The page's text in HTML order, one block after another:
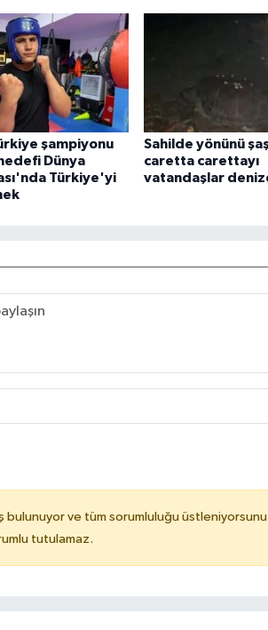
şampiyonu
Dünya
Türkiye'yi
Sahilde yönünü
caretta carettayı
vatandaşlar
bulunuyor ve tüm sorumluluğu
tutulamaz.